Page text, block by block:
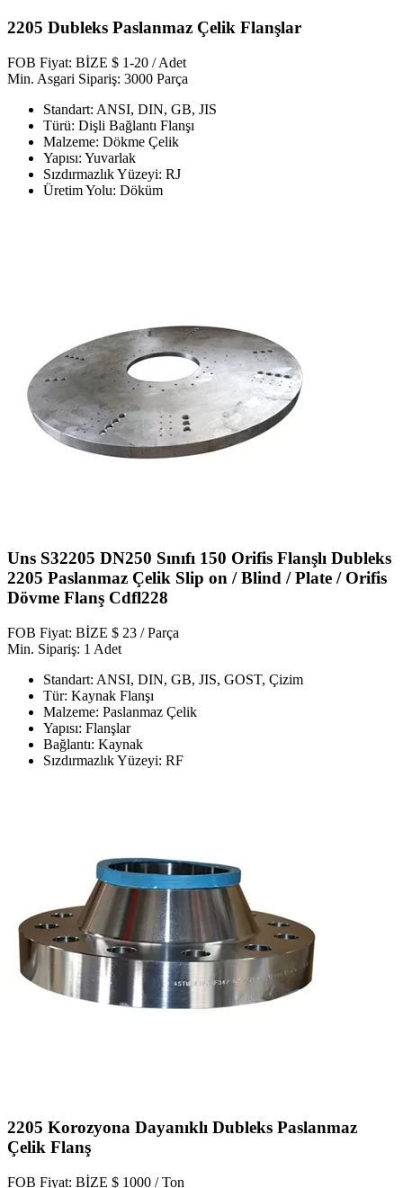
2205 Dubleks Paslanmaz Çelik Flanşlar
FOB Fiyat: BİZE $ 1-20 / Adet
Min. Asgari Sipariş: 3000 Parça
Standart: ANSI, DIN, GB, JIS
Türü: Dişli Bağlantı Flanşı
Malzeme: Dökme Çelik
Yapısı: Yuvarlak
Sızdırmazlık Yüzeyi: RJ
Üretim Yolu: Döküm
Uns S32205 DN250 Sınıfı 150 Orifis Flanşlı Dubleks
2205 Paslanmaz Çelik Slip on / Blind / Plate / Orifis
Dövme Flanş Cdfl228
FOB Fiyat: BİZE $ 23 / Parça
Min. Sipariş: 1 Adet
Standart: ANSI, DIN, GB, JIS, GOST, Çizim
Tür: Kaynak Flanşı
Malzeme: Paslanmaz Çelik
Yapısı: Flanşlar
Bağlantı: Kaynak
Sızdırmazlık Yüzeyi: RF
2205 Korozyona Dayanıklı Dubleks Paslanmaz
Çelik Flanş
FOB Fiyat: BİZE $ 1000 / Ton